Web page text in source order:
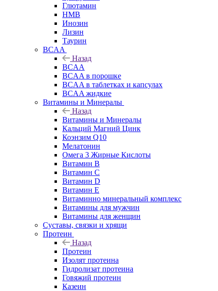
Глютамин
HMB
Инозин
Лизин
Таурин
BCAA
Назад
BCAA
BCAA в порошке
BCAA в таблетках и капсулах
BCAA жидкие
Витамины и Минералы
Назад
Витамины и Минералы
Кальций Магний Цинк
Коэнзим Q10
Мелатонин
Омега 3 Жирные Кислоты
Витамин B
Витамин C
Витамин D
Витамин E
Витаминно минеральный комплекс
Витамины для мужчин
Витамины для женщин
Суставы, связки и хрящи
Протеин
Назад
Протеин
Изолят протеина
Гидролизат протеина
Говяжий протеин
Казеин